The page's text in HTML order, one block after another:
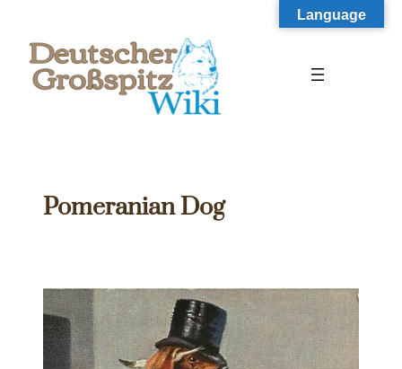
springen
Pomeranian Dog
Language